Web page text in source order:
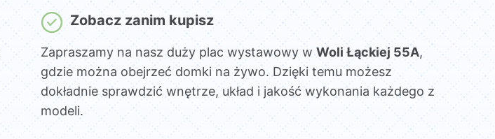
Zobacz zanim kupisz
Zapraszamy na nasz duży plac wystawowy wWoli Łąckiej 55A,
gdzie można obejrzeć domki na żywo. Dzięki temu możesz
dokładnie sprawdzić wnętrze, układ i jakość wykonania każdego z
modeli.